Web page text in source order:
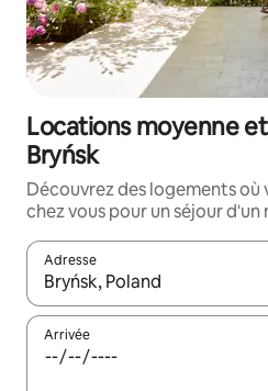
Locations moyenne
Bryńsk
Découvrez des logements où
chez vous pour un séjour d'un
Adresse
Lorsque les résultats
Arrivée